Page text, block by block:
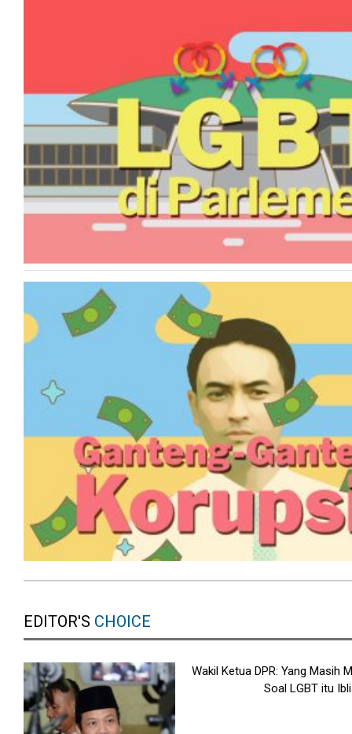
EDITOR'S CHOICE
Wakil Ketua DPR: Yang Masih
Soal LGBT itu